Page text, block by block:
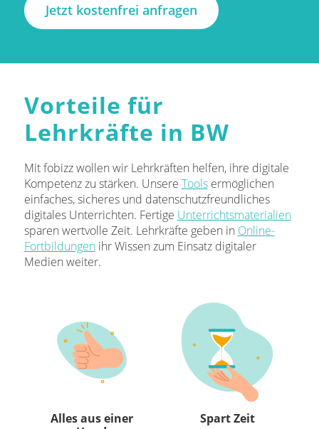
Jetzt kostenfrei anfragen
Vorteile für
Lehrkräfte in BW
Mit fobizz wollen wir Lehrkräften helfen, ihre digitale
Kompetenz zu stärken. Unsere Toolsermöglichen
einfaches, sicheres und datenschutzfreundliches
digitales Unterrichten. Fertige Unterrichtsmaterialien
sparen wertvolle Zeit. Lehrkräfte geben in Online-
Fortbildungenihr Wissen zum Einsatz digitaler
Medien weiter.
Alles aus einer
Spart Zeit